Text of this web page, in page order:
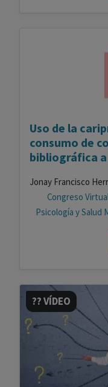
Uso de la
consumo de
bibliográfica
Congreso
Psicología y Salud
?? VÍDEO